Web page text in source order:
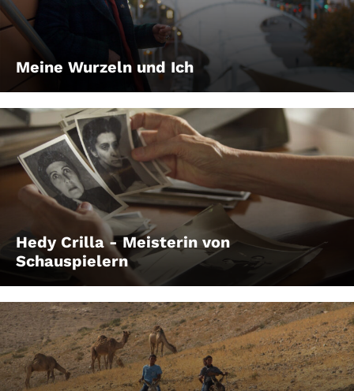
Meine Wurzeln und Ich
Hedy Crilla - Meisterin von
Schauspielern